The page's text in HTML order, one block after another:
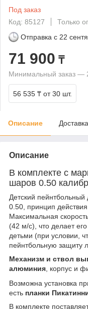
Под заказ
Код: 85127
Только
Отправка с 22
71 900 ₸
Минимальный заказ —
56 535 ₸ от 30 шт.
Описание Доставка
Описание
В комплекте с
шаров 0.50
Детский
0.50, принцип
Максимальная
(42 м/с), что делает
детьми (при условии,
пейнтбольную защиту
Механизм и ствол
алюминия , корпус и
Возможна установка
есть планки
В комплекте